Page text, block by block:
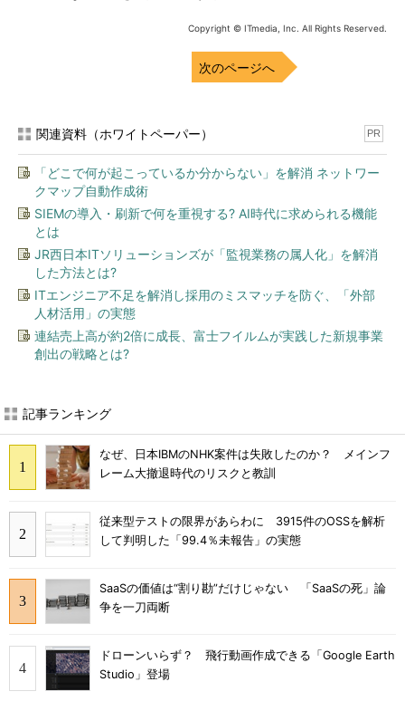
Copyright © ITmedia, Inc. All Rights Reserved.
次のページへ
関連資料（ホワイトペーパー） PR
「どこで何が起こっているか分からない」を解消 ネットワー
クマップ自動作成術
SIEMの導入・刷新で何を重視する? AI時代に求められる機能
とは
JR西日本ITソリューションズが「監視業務の属人化」を解消
した方法とは?
ITエンジニア不足を解消し採用のミスマッチを防ぐ、「外部
人材活用」の実態
連結売上高が約2倍に成長、富士フイルムが実践した新規事業
創出の戦略とは?
記事ランキング
なぜ、日本IBMのNHK案件は失敗したのか？ メインフ
レーム大撤退時代のリスクと教訓
従来型テストの限界があらわに 3915件のOSSを解析
して判明した「99.4％未報告」の実態
SaaSの価値は“割り勘”だけじゃない 「SaaSの死」論
争を一刀両断
ドローンいらず？ 飛行動画作成できる「Google Earth
Studio」登場